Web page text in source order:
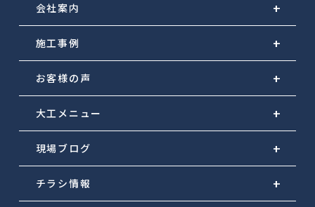
会社案内
施工事例
お客様の声
大工メニュー
現場ブログ
チラシ情報